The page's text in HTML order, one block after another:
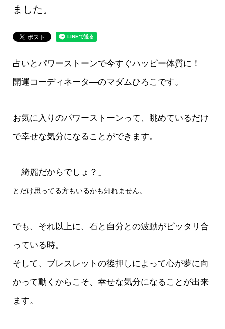
ました。
占いとパワーストーンで今すぐハッピー体質に！
開運コーディネータ―のマダムひろこです。
お気に入りのパワーストーンって、眺めているだけ
で幸せな気分になることができます。
「綺麗だからでしょ？」
とだけ思ってる方もいるかも知れません。
でも、それ以上に、石と自分との波動がピッタリ合
っている時。
そして、ブレスレットの後押しによって心が夢に向
かって動くからこそ、幸せな気分になることが出来
ます。